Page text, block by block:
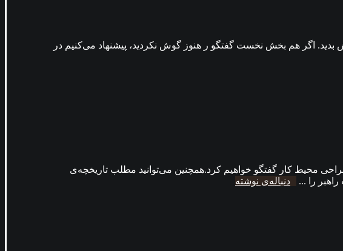
اگر هم بخش نخست گفتگو ر هنوز گوش نکردید، پیشنهاد می‌کنیم در
محیط کار گفتگو خواهیم کرد.همچنین می‌توانید مطلب تاریخچه‌ی
دنباله‌ی نوشته